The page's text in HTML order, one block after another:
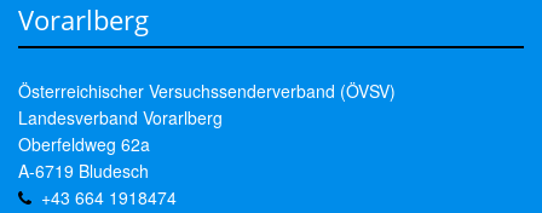
Vorarlberg
Österreichischer Versuchssenderverband (ÖVSV)
Landesverband Vorarlberg
Oberfeldweg 62a
A-6719 Bludesch
+43 664 1918474